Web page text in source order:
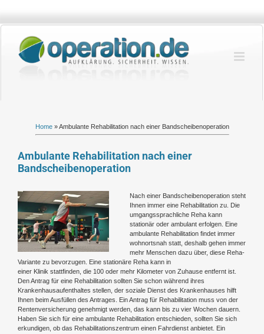
springen
Home»Ambulante Rehabilitation nach einer Bandscheibenoperation
Ambulante Rehabilitation nach einer
Bandscheibenoperation
Zeige
grösseres
Bild
Nach einer Bandscheibenoperation steht
Ihnen immer eine Rehabilitation zu. Die
umgangssprachliche Reha kann
stationär oder ambulant erfolgen. Eine
ambulante Rehabilitation findet immer
wohnortsnah statt, deshalb gehen immer
mehr Menschen dazu über, diese Reha-
Variante zu bevorzugen. Eine stationäre Reha kann in
einer Klinik stattfinden, die 100 oder mehr Kilometer von Zuhause entfernt ist.
Den Antrag für eine Rehabilitation sollten Sie schon während ihres
Krankenhausaufenthaltes stellen, der soziale Dienst des Krankenhauses hilft
Ihnen beim Ausfüllen des Antrages. Ein Antrag für Rehabilitation muss von der
Rentenversicherung genehmigt werden, das kann bis zu vier Wochen dauern.
Haben Sie sich für eine ambulante Rehabilitation entschieden, sollten Sie sich
erkundigen, ob das Rehabilitationszentrum einen Fahrdienst anbietet. Ein